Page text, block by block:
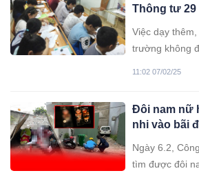
Thông tư
Việc dạy
trường không
11:02 07/02/25
Đôi nam nữ
nhi vào bãi
Ngày 6.2,
tìm được đôi